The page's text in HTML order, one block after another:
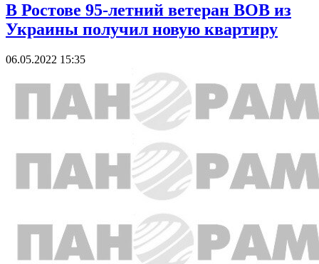
В Ростове 95-летний ветеран ВОВ из
Украины получил новую квартиру
06.05.2022 15:35